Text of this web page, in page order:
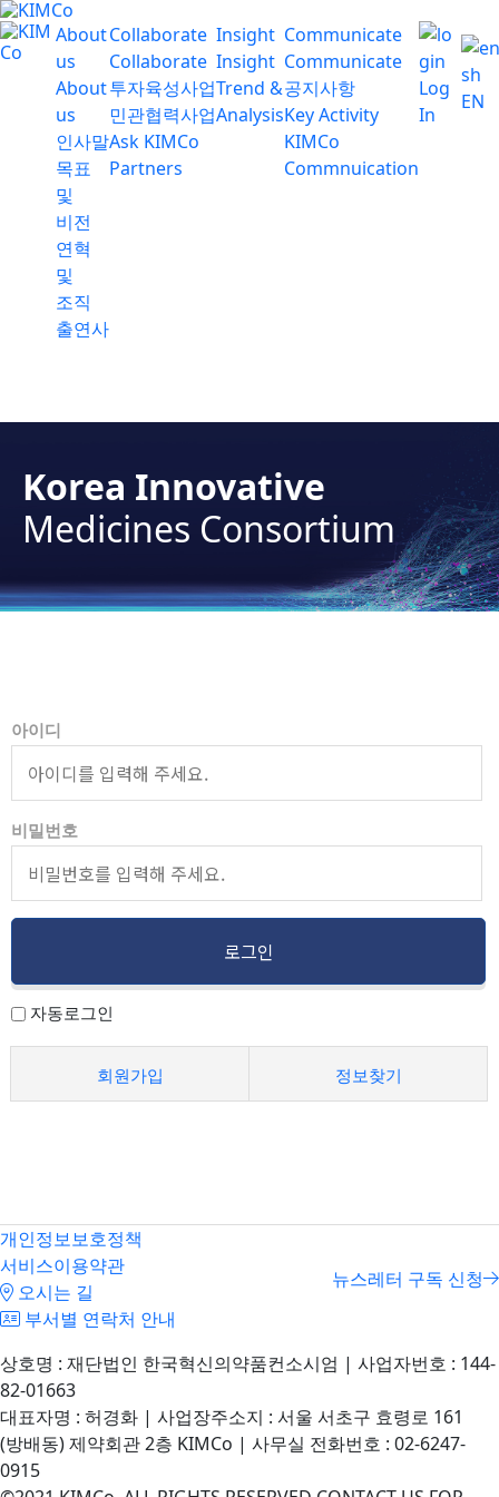
About
us
About
us
인사말
목표
및
비전
연혁
및
조직
출연사
Collaborate
Collaborate
투자육성사업
민관협력사업
Ask KIMCo
Partners
Insight
Insight
Trend &
Analysis
Communicate
Communicate
공지사항
Key Activity
KIMCo
Commnuication
Log
In
EN
Korea Innovative
Medicines Consortium
아이디
비밀번호
자동로그인
회원가입 정보찾기
개인정보보호정책
서비스이용약관
오시는 길
부서별 연락처 안내
뉴스레터 구독 신청
상호명 : 재단법인 한국혁신의약품컨소시엄 | 사업자번호 : 144-
82-01663
대표자명 : 허경화 | 사업장주소지 : 서울 서초구 효령로 161
(방배동) 제약회관 2층 KIMCo | 사무실 전화번호 : 02-6247-
0915